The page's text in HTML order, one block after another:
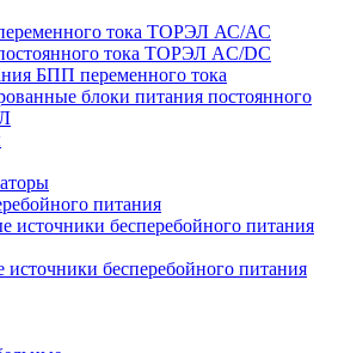
тока ТОРЭЛ АС/АС
тока ТОРЭЛ AC/DC
БПП переменного тока
блоки питания постоянного
питания
источники бесперебойного питания
источники бесперебойного питания